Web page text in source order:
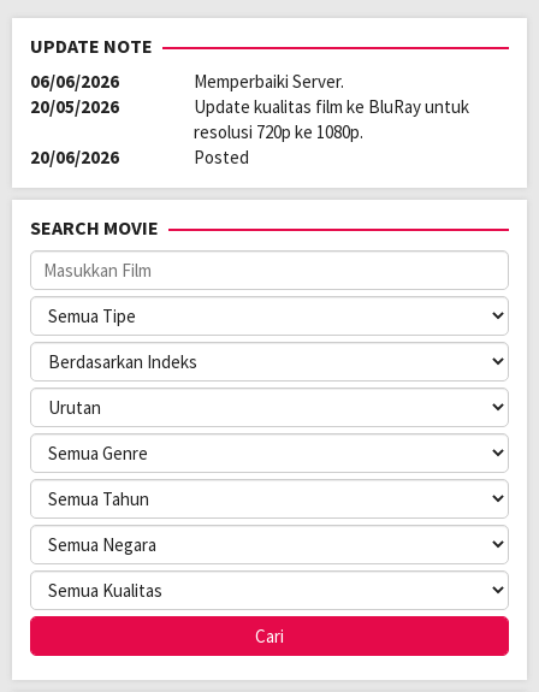
UPDATE NOTE
06/06/2026
Memperbaiki Server.
20/05/2026
Update kualitas film ke BluRay untuk
resolusi 720p ke 1080p.
20/06/2026
Posted
SEARCH MOVIE